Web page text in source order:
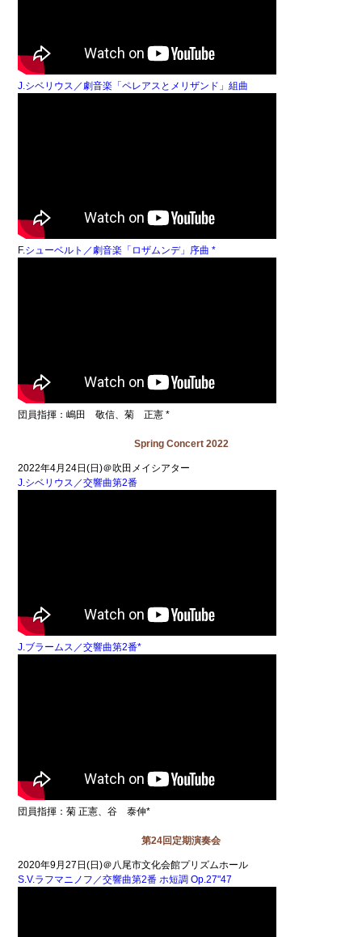
J.シベリウス／劇音楽「ペレアスとメリザンド」組曲
F.シューベルト／劇音楽「ロザムンデ」序曲 *
団員指揮：嶋田 敬信、菊 正憲 *
Spring Concert 2022
2022年4月24日(日)＠吹田メイシアター
J.シベリウス／交響曲第2番
J.ブラームス／交響曲第2番*
団員指揮：菊 正憲、谷 泰伸*
第24回定期演奏会
2020年9月27日(日)＠八尾市文化会館プリズムホール
S.V.ラフマニノフ／交響曲第2番 ホ短調 Op.27"47